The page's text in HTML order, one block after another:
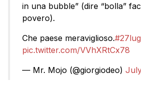
in una bubble” (dire “bolla”
povero).
Che paese meraviglioso.
pic.twitter.com/VVhXRtCx78
— Mr. Mojo (@giorgiodeo)